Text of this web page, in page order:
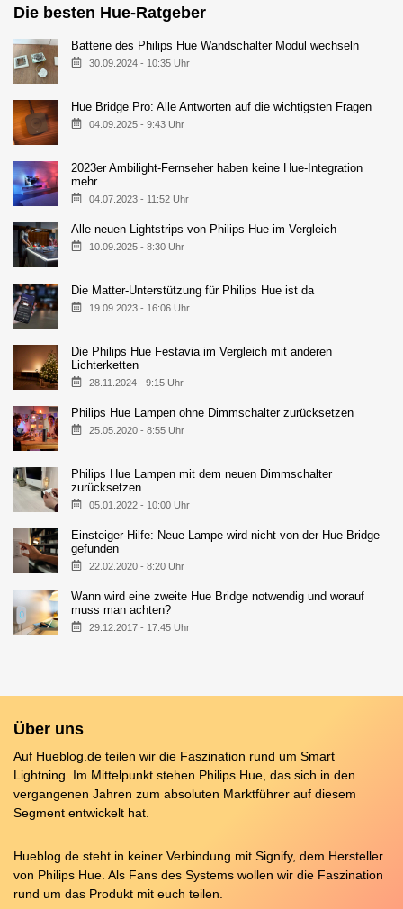
Die besten Hue-Ratgeber
Batterie des Philips Hue Wandschalter Modul wechseln
30.09.2024 - 10:35 Uhr
Hue Bridge Pro: Alle Antworten auf die wichtigsten Fragen
04.09.2025 - 9:43 Uhr
2023er Ambilight-Fernseher haben keine Hue-Integration
mehr
04.07.2023 - 11:52 Uhr
Alle neuen Lightstrips von Philips Hue im Vergleich
10.09.2025 - 8:30 Uhr
Die Matter-Unterstützung für Philips Hue ist da
19.09.2023 - 16:06 Uhr
Die Philips Hue Festavia im Vergleich mit anderen
Lichterketten
28.11.2024 - 9:15 Uhr
Philips Hue Lampen ohne Dimmschalter zurücksetzen
25.05.2020 - 8:55 Uhr
Philips Hue Lampen mit dem neuen Dimmschalter
zurücksetzen
05.01.2022 - 10:00 Uhr
Einsteiger-Hilfe: Neue Lampe wird nicht von der Hue Bridge
gefunden
22.02.2020 - 8:20 Uhr
Wann wird eine zweite Hue Bridge notwendig und worauf
muss man achten?
29.12.2017 - 17:45 Uhr
Über uns
Auf Hueblog.de teilen wir die Faszination rund um Smart
Lightning. Im Mittelpunkt stehen Philips Hue, das sich in den
vergangenen Jahren zum absoluten Marktführer auf diesem
Segment entwickelt hat.
Hueblog.de steht in keiner Verbindung mit Signify, dem Hersteller
von Philips Hue. Als Fans des Systems wollen wir die Faszination
rund um das Produkt mit euch teilen.